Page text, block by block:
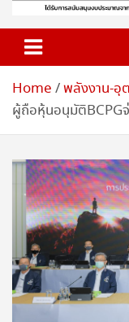
Home พลังงาน-อุ
ผู้ถือหุ้นอนุมัติ